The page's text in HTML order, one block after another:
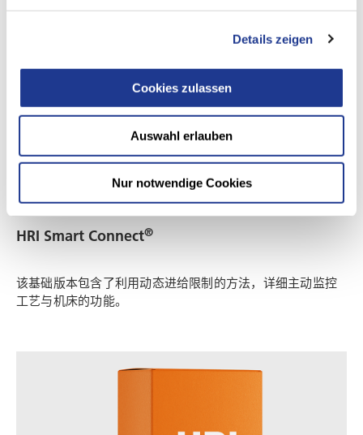
Details zeigen
Cookies zulassen
Auswahl erlauben
Nur notwendige Cookies
用于操作者和维护
HRI Smart Connect®
该基础版本包含了利用动态进给限制的方法，详细主动监控
工艺与机床的功能。